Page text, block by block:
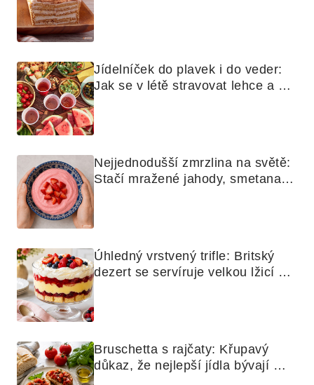
Jídelníček do plavek i do veder:
Jak se v létě stravovat lehce a
Nejjednodušší zmrzlina na světě:
Stačí mražené jahody, smetana a
Úhledný vrstvený trifle: Britský
dezert se servíruje velkou lžicí
Bruschetta s rajčaty: Křupavý
důkaz, že nejlepší jídla bývají